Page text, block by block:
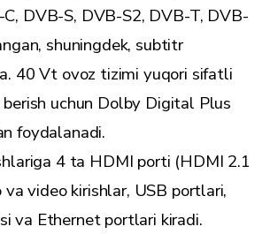
DVB-S, DVB-S2, DVB-T, DVB-
shuningdek, subtitr
40 Vt ovoz tizimi yuqori sifatli
uchun Dolby Digital Plus
foydalanadi.
4 ta HDMI porti (HDMI 2.1
va video kirishlar, USB portlari,
va Ethernet portlari kiradi.